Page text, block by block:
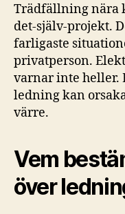
Trädfällning nära
det-själv-projekt.
farligaste
privatperson.
varnar inte heller.
ledning kan
värre.
Vem
över